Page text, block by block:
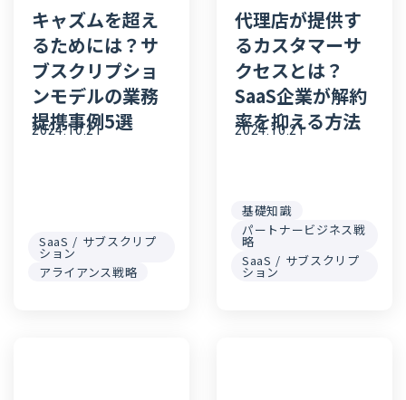
キャズムを超え
るためには？サ
ブスクリプショ
ンモデルの業務
提携事例5選
2024.10.21
SaaS / サブスクリプ
ション
アライアンス戦略
代理店が提供す
るカスタマーサ
クセスとは？
SaaS企業が解約
率を抑える方法
2024.10.21
基礎知識
パートナービジネス戦
略
SaaS / サブスクリプ
ション